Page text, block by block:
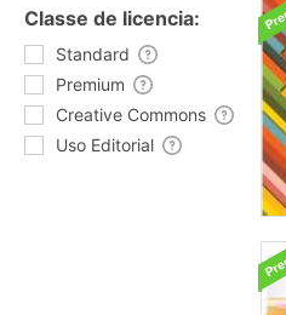
Classe de licencia:
Standard
Premium
Creative Commons
Uso Editorial